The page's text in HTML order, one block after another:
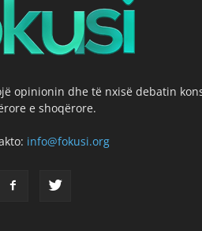
opinionin dhe të nxisë debatin
e shoqërore.
info@fokusi.org